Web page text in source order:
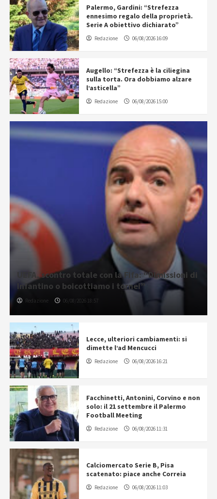
Palermo, Gardini: “Strefezza
ennesimo regalo della proprietà.
Serie A obiettivo dichiarato”
Redazione 06/08/2026 16:09
Augello: “Strefezza è la ciliegina
sulla torta. Ora dobbiamo alzare
l’asticella”
Redazione 06/08/2026 15:00
UEFA, scontro totale con la Fifa: “Dimissioni di
Infantino o boicottiamo i tornei”
Redazione 06/08/2026 18:57
Lecce, ulteriori cambiamenti: si
dimette l’ad Mencucci
Redazione 06/08/2026 16:21
Facchinetti, Antonini, Corvino e non
solo: il 21 settembre il Palermo
Football Meeting
Redazione 06/08/2026 11:31
Calciomercato Serie B, Pisa
scatenato: piace anche Correia
Redazione 06/08/2026 11:03